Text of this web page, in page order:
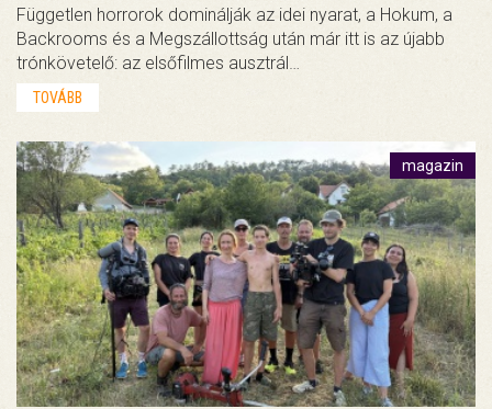
Független horrorok dominálják az idei nyarat, a Hokum, a
Backrooms és a Megszállottság után már itt is az újabb
trónkövetelő: az elsőfilmes ausztrál…
TOVÁBB
magazin